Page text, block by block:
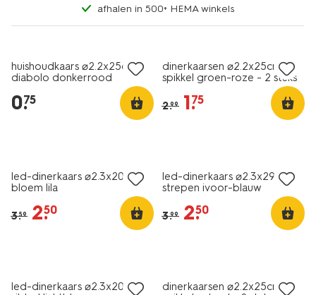
afhalen in 500+ HEMA winkels
huishoudkaars ⌀2.2x25cm
diabolo donkerrood
0.
75
vegan
dinerkaarsen ⌀2.2x25cm
spikkel groen-roze - 2 stuks
2.99 1.
75
led-dinerkaars ⌀2.3x20cm
bloem lila
3.59 2.
50
led-dinerkaars ⌀2.3x29cm
strepen ivoor-blauw
3.99 2.
50
led-dinerkaars ⌀2.3x20cm
dinerkaarsen ⌀2.2x25cm